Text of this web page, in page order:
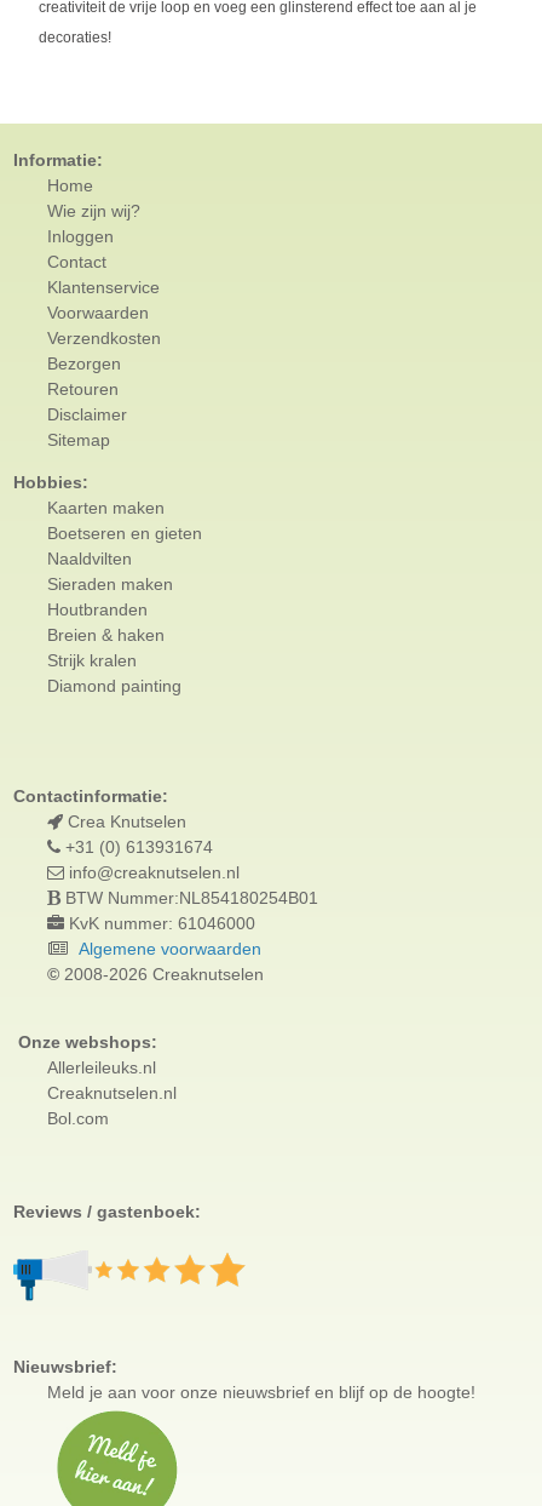
creativiteit de vrije loop en voeg een glinsterend effect toe aan al je
decoraties!
Informatie:
Home
Wie zijn wij?
Inloggen
Contact
Klantenservice
Voorwaarden
Verzendkosten
Bezorgen
Retouren
Disclaimer
Sitemap
Hobbies:
Kaarten maken
Boetseren en gieten
Naaldvilten
Sieraden maken
Houtbranden
Breien & haken
Strijk kralen
Diamond painting
Contactinformatie:
Crea Knutselen
+31 (0) 613931674
info@creaknutselen.nl
BTW Nummer:NL854180254B01
KvK nummer: 61046000
Algemene voorwaarden
© 2008-2026 Creaknutselen
Onze webshops:
Allerleileuks.nl
Creaknutselen.nl
Bol.com
Reviews / gastenboek:
Nieuwsbrief:
Meld je aan vooronze nieuwsbrief en blijf op de hoogte!